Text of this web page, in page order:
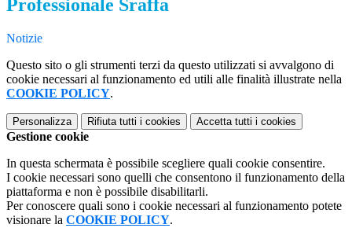
Professionale Sraffa
Notizie
Questo sito o gli strumenti terzi da questo utilizzati si avvalgono di
cookie necessari al funzionamento ed utili alle finalità illustrate nella
COOKIE POLICY.
Personalizza Rifiuta tutti i cookies Accetta tutti i cookies
Gestione cookie
In questa schermata è possibile scegliere quali cookie consentire.
I cookie necessari sono quelli che consentono il funzionamento della
piattaforma e non è possibile disabilitarli.
Per conoscere quali sono i cookie necessari al funzionamento potete
visionare la COOKIE POLICY.